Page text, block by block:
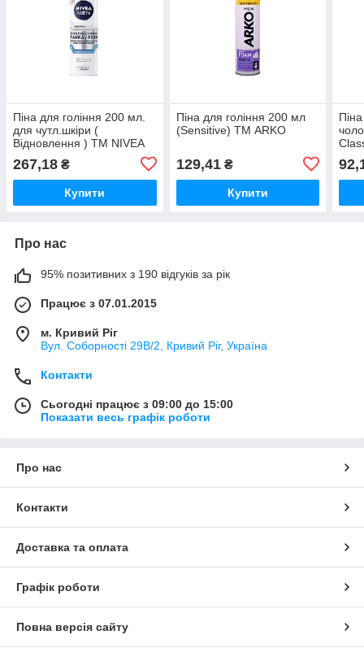
Піна для гоління 200 мл.
для чутл.шкіри (
Відновлення ) ТМ NIVEA
267,18 ₴
Купити
Піна для гоління 200 мл
(Sensitive) ТМ ARKO
129,41₴
Купити
Про нас
95% позитивних з 190 відгуків за рік
Працює з 07.01.2015
м. Кривий Ріг
Вул. Соборності 29В/2, Кривий Ріг, Україна
Контакти
Сьогодні працює з 09:00 до 15:00
Показати весь графік роботи
Про нас
Контакти
Доставка та оплата
Графік роботи
Повна версія сайту